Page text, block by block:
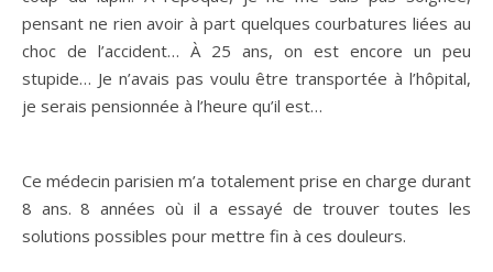
pensant ne rien avoir à part quelques courbatures liées au
choc de l’accident… À 25 ans, on est encore un peu
stupide… Je n’avais pas voulu être transportée à l’hôpital,
je serais pensionnée à l’heure qu’il est…
Ce médecin parisien m’a totalement prise en charge durant
8 ans. 8 années où il a essayé de trouver toutes les
solutions possibles pour mettre fin à ces douleurs.